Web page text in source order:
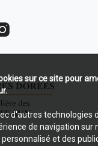
sur ce site pour
d'autres technologies
de navigation sur
et des